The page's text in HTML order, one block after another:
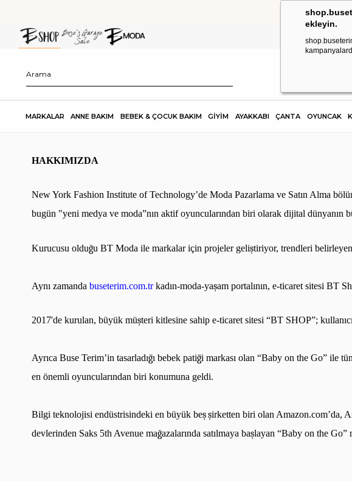
ekleyin.
MARKALAR ANNE BAKIM BEBEK & ÇOCUK BAKIM GİYİM AYAKKABI ÇANTA OYUNCAK
HAKKIMIZDA
New York Fashion Institute of Technology’de Moda Pazarlama ve Satın Alma bölü
bugün "yeni medya ve moda”nın aktif oyuncularından biri olarak dijital dünyanın b
Kurucusu olduğu BT Moda ile markalar için projeler geliştiriyor, trendleri
Aynı zamanda buseterim.com.trkadın-moda-yaşam portalının, e-ticaret sitesi BT
2017'de kurulan, büyük müşteri kitlesine sahip e-ticaret sitesi “BT SHOP”; kullanıcı
Ayrıca Buse Terim’in tasarladığı bebek patiği markası olan “Baby on the Go” ile tü
en önemli oyuncularından biri konumuna geldi.
Bilgi teknolojisi endüstrisindeki en büyük beşşirketten biri olan Amazon.com’da,
devlerinden Saks 5th Avenue mağazalarında satılmaya başlayan “Baby on the Go”